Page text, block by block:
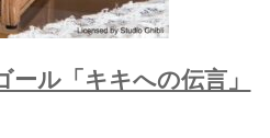
ル「キキへの伝言」